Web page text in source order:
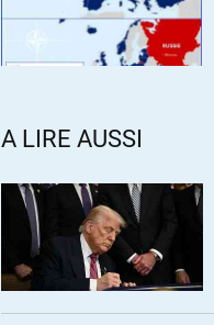
A LIRE AUSSI